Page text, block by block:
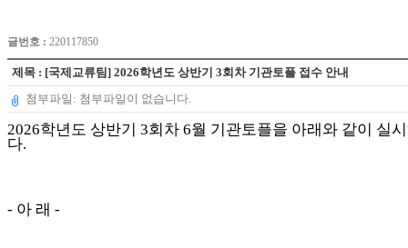
글번호 : 220117850
제목 : [국제교류팀] 2026학년도 상반기 3회차 기관토플 접수 안내
첨부파일: 첨부파일이 없습니다.
2026학년도 상반기 3회차 6월 기관토플을 아래와 같이 실
다.
- 아 래 -